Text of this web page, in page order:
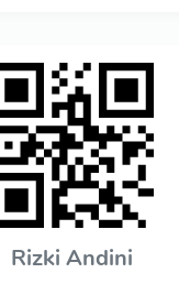
Rizki Andini